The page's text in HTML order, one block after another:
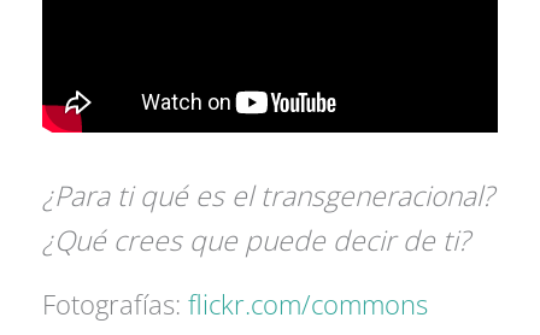
¿Para ti qué es el transgeneracional?
¿Qué crees que puede decir de ti?
Fotografías:flickr.com/commons